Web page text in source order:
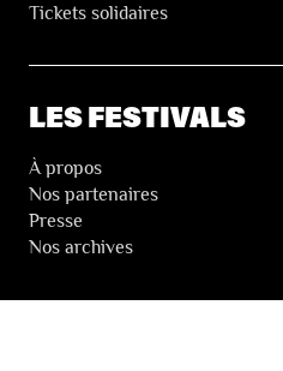
Tickets solidaires
LES FESTIVALS
À propos
Nos partenaires
Presse
Nos archives